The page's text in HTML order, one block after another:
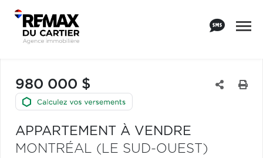
980 000 $
APPARTEMENT À VENDRE
MONTRÉAL (LE SUD-OUEST)